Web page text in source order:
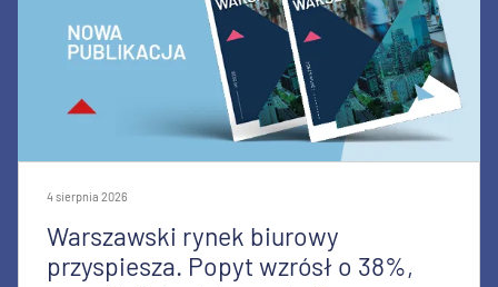
4 sierpnia 2026
Warszawski rynek biurowy
przyspiesza. Popyt wzrósł o 38%,